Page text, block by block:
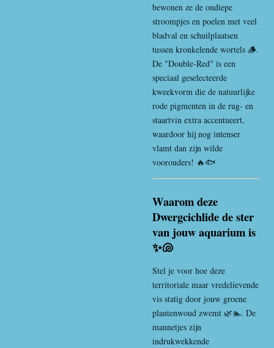
bewonen ze de ondiepe
stroompjes en poelen met veel
bladval en schuilplaatsen
tussen kronkelende wortels 🪵.
De "Double-Red" is een
speciaal geselecteerde
kweekvorm die de natuurlijke
rode pigmenten in de rug- en
staartvin extra accentueert,
waardoor hij nog intenser
vlamt dan zijn wilde
voorouders! 🔥🐟
Waarom deze
Dwergcichlide de ster
van jouw aquarium is
✨🐚
Stel je voor hoe deze
territoriale maar vredelievende
vis statig door jouw groene
plantenwoud zwemt 🌿🏊. De
mannetjes zijn
indrukwekkende